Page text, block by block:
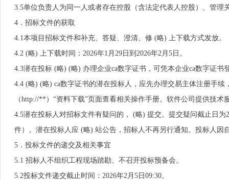
3.5单位负责人为同一人或者存在控股（含法定代表人控股）、管
4．招标文件的获取
4.1本项目招标文件和补充、答疑、澄清、修 (略) 上下载方式发放。
4.2 (略) 上下载时间：2026年1月29日到2026年2月5日。
4.3潜在投标 (略) (略) 办理企业ca数字证书，可凭本企业ca数字证
4.4 (略) (略) ca数字证书的潜在投标人，应先办理交易主体注册手
（http://**）“资料下载”页面查看相关操作手册。软件公司提供技术
4.5潜在投标人对招标文件有疑问的， (略) 提交。提交疑问截止日
件）。潜在投标人应 (略) 站公告，招标人不再另行通知。投标人因
5．投标文件的递交及相关事宜
5.1 招标人不组织工程现场踏勘、不召开投标预备会。
5.2投标文件递交截止时间：2026年2月5日09:30。